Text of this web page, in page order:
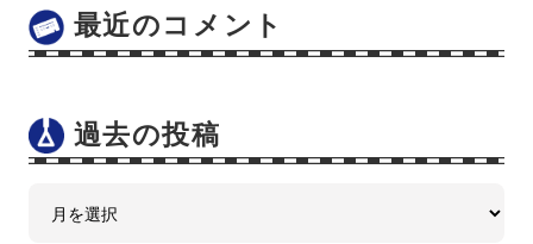
最近のコメント
過去の投稿